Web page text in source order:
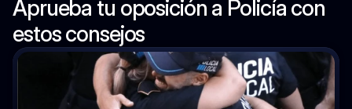
Aprueba tu oposición a Policía con
estos consejos
Policía Local
Blog
Affiliates
Affiliates